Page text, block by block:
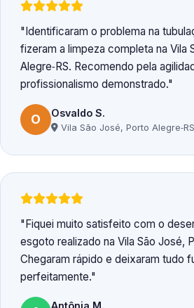
Identificaram o problema na
fizeram a limpeza completa na Vila
Alegre‑RS. Recomendo pela
profissionalismo demonstrado.
O Osvaldo S.
Vila São José, Porto Alegre‑RS
Fiquei muito satisfeito com o
esgoto realizado na Vila São José,
Chegaram rápido e deixaram tudo
perfeitamente.
Antônia M.